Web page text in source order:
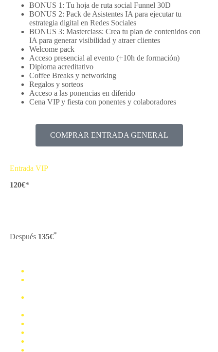
BONUS 1: Tu hoja de ruta social Funnel 30D
BONUS 2: Pack de Asistentes IA para ejecutar tu
estrategia digital en Redes Sociales
BONUS 3: Masterclass: Crea tu plan de contenidos con
IA para generar visibilidad y atraer clientes
Welcome pack
Acceso presencial al evento (+10h de formación)
Diploma acreditativo
Coffee Breaks y networking
Regalos y sorteos
Acceso a las ponencias en diferido
Cena VIP y fiesta con ponentes y colaboradores
COMPRAR ENTRADA GENERAL
Entrada VIP
120€*
Después 135€*